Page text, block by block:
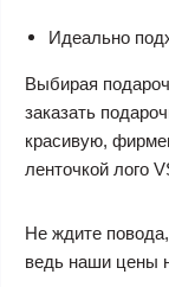
Идеально
Выбирая
заказать
красивую,
ленточкой лого
Не ждите
ведь наши цены